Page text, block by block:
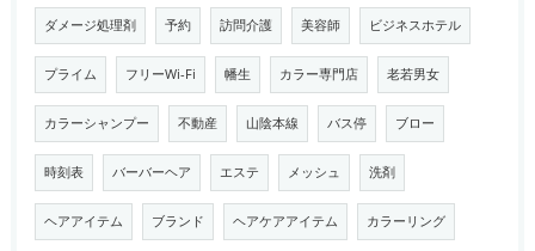
ダメージ処理剤 予約 訪問介護 美容師 ビジネスホテル
プライム フリーWi-Fi 幡生 カラー専門店 老若男女
カラーシャンプー 不動産 山陰本線 バス停 ブロー
時刻表 バーバーヘア エステ メッシュ 洗剤
ヘアアイテム ブランド ヘアケアアイテム カラーリング